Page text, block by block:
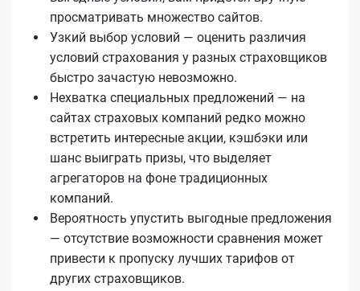
просматривать множество сайтов.
Узкий выбор условий — оценить различия
условий страхования у разных страховщиков
быстро зачастую невозможно.
Нехватка специальных предложений — на
сайтах страховых компаний редко можно
встретить интересные акции, кэшбэки или
шанс выиграть призы, что выделяет
агрегаторов на фоне традиционных
компаний.
Вероятность упустить выгодные предложения
— отсутствие возможности сравнения может
привести к пропуску лучших тарифов от
других страховщиков.